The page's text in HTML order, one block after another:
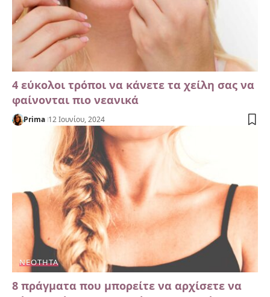
4 εύκολοι τρόποι να κάνετε τα χείλη σας να
φαίνονται πιο νεανικά
Prima 12 Ιουνίου, 2024
ΝΕΌΤΗΤΑ
8 πράγματα που μπορείτε να αρχίσετε να